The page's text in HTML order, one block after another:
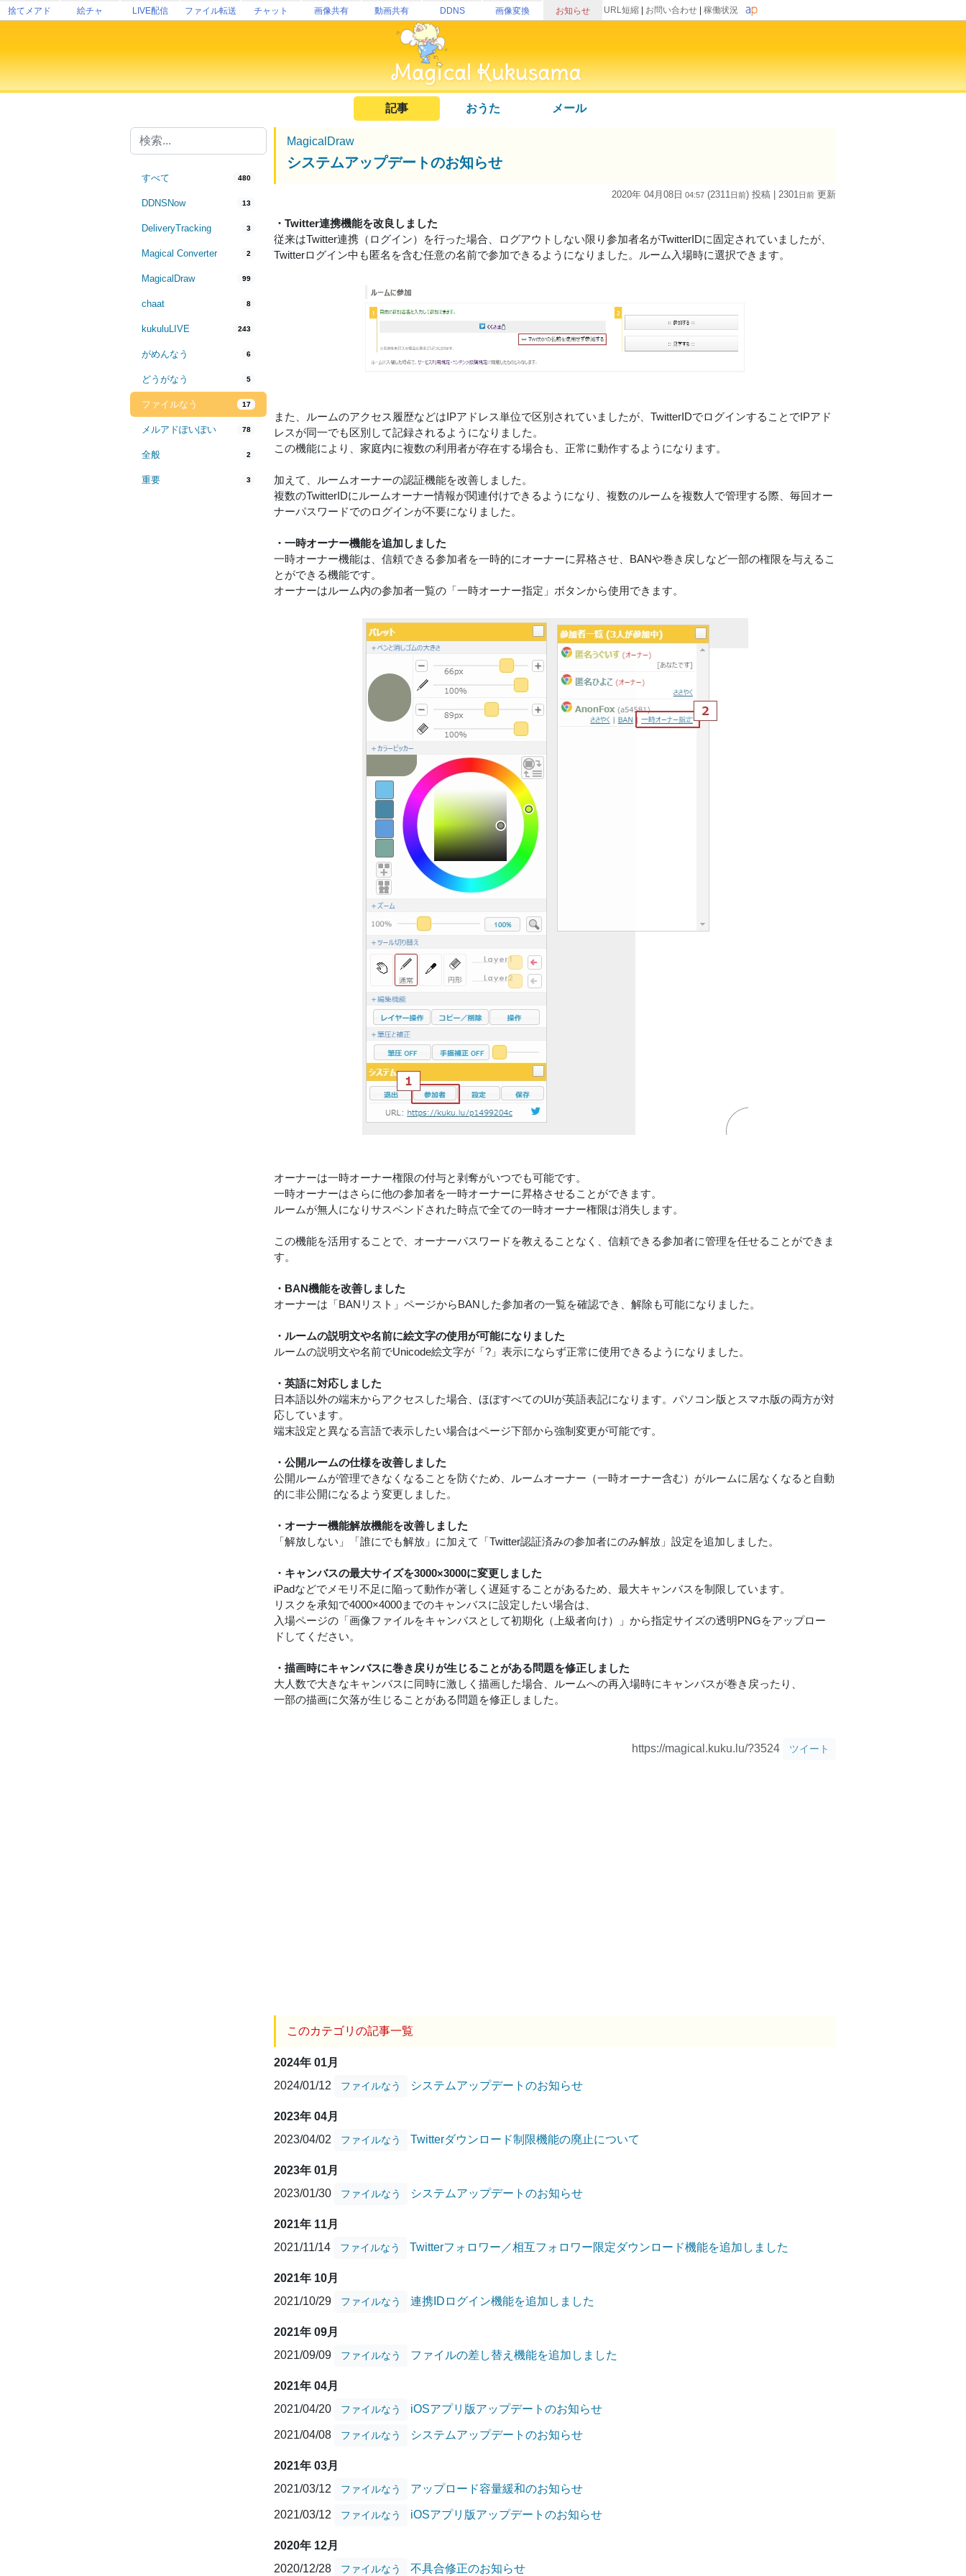
捨てメアド 絵チャ LIVE配信 ファイル転送 チャット 画像共有 動画共有 DDNS 画像変換 お知らせ URL短縮 お問い合わせ 稼働状況
記事 おうた メール
すべて 480
DDNSNow 13
DeliveryTracking 3
Magical Converter 2
MagicalDraw 99
chaat 8
kukuluLIVE 243
がめんなう 6
どうがなう 5
ファイルなう 17
メルアドぽいぽい 78
全般 2
重要 3
MagicalDraw
システムアップデートのお知らせ
2020年 04月08日 04:57 (2311日前) 投稿 | 2301日前 更新
・Twitter連携機能を改良しました
従来はTwitter連携（ログイン）を行った場合、ログアウトしない限り参加者名がTwitterIDに固定されていましたが、
Twitterログイン中も匿名を含む任意の名前で参加できるようになりました。ルーム入場時に選択できます。
また、ルームのアクセス履歴などはIPアドレス単位で区別されていましたが、TwitterIDでログインすることでIPアド
レスが同一でも区別して記録されるようになりました。
この機能により、家庭内に複数の利用者が存在する場合も、正常に動作するようになります。
加えて、ルームオーナーの認証機能を改善しました。
複数のTwitterIDにルームオーナー情報が関連付けできるようになり、複数のルームを複数人で管理する際、毎回オー
ナーパスワードでのログインが不要になりました。
・一時オーナー機能を追加しました
一時オーナー機能は、信頼できる参加者を一時的にオーナーに昇格させ、BANや巻き戻しなど一部の権限を与えるこ
とができる機能です。
オーナーはルーム内の参加者一覧の「一時オーナー指定」ボタンから使用できます。
オーナーは一時オーナー権限の付与と剥奪がいつでも可能です。
一時オーナーはさらに他の参加者を一時オーナーに昇格させることができます。
ルームが無人になりサスペンドされた時点で全ての一時オーナー権限は消失します。
この機能を活用することで、オーナーパスワードを教えることなく、信頼できる参加者に管理を任せることができま
す。
・BAN機能を改善しました
オーナーは「BANリスト」ページからBANした参加者の一覧を確認でき、解除も可能になりました。
・ルームの説明文や名前に絵文字の使用が可能になりました
ルームの説明文や名前でUnicode絵文字が「?」表示にならず正常に使用できるようになりました。
・英語に対応しました
日本語以外の端末からアクセスした場合、ほぼすべてのUIが英語表記になります。パソコン版とスマホ版の両方が対
応しています。
端末設定と異なる言語で表示したい場合はページ下部から強制変更が可能です。
・公開ルームの仕様を改善しました
公開ルームが管理できなくなることを防ぐため、ルームオーナー（一時オーナー含む）がルームに居なくなると自動
的に非公開になるよう変更しました。
・オーナー機能解放機能を改善しました
「解放しない」「誰にでも解放」に加えて「Twitter認証済みの参加者にのみ解放」設定を追加しました。
・キャンバスの最大サイズを3000×3000に変更しました
iPadなどでメモリ不足に陥って動作が著しく遅延することがあるため、最大キャンバスを制限しています。
リスクを承知で4000×4000までのキャンバスに設定したい場合は、
入場ページの「画像ファイルをキャンバスとして初期化（上級者向け）」から指定サイズの透明PNGをアップロー
ドしてください。
・描画時にキャンバスに巻き戻りが生じることがある問題を修正しました
大人数で大きなキャンバスに同時に激しく描画した場合、ルームへの再入場時にキャンバスが巻き戻ったり、
一部の描画に欠落が生じることがある問題を修正しました。
https://magical.kuku.lu/?3524 ツイート
このカテゴリの記事一覧
2024年 01月
2024/01/12
ファイルなう システムアップデートのお知らせ
2023年 04月
2023/04/02
ファイルなう Twitterダウンロード制限機能の廃止について
2023年 01月
2023/01/30
ファイルなう システムアップデートのお知らせ
2021年 11月
2021/11/14
ファイルなう Twitterフォロワー／相互フォロワー限定ダウンロード機能を追加しました
2021年 10月
2021/10/29
ファイルなう 連携IDログイン機能を追加しました
2021年 09月
2021/09/09
ファイルなう ファイルの差し替え機能を追加しました
2021年 04月
2021/04/20
ファイルなう iOSアプリ版アップデートのお知らせ
2021/04/08 ファイルなう システムアップデートのお知らせ
2021年 03月
2021/03/12
ファイルなう アップロード容量緩和のお知らせ
2021/03/12 ファイルなう iOSアプリ版アップデートのお知らせ
2020年 12月
2020/12/28
ファイルなう 不具合修正のお知らせ